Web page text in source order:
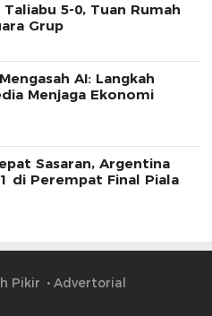
5-0, Tuan Rumah
Grup
AI: Langkah
Menjaga Ekonomi
Sasaran, Argentina
di Perempat Final Piala
Pikir Advertorial